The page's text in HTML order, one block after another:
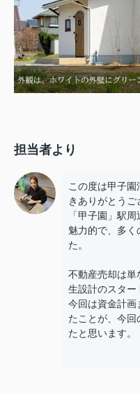
担当者より
この度は甲子
きありがとう
「甲子園」駅
魅力的で、多く
た。
不動産売却は単
生設計のスター
今回は資金計画
たことが、今回
たと思います。